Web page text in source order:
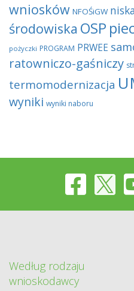
wniosków NFOŚiGW
środowiska OSP piec
pożyczki PROGRAM PRWEE
ratowniczo-gaśniczy
termomodernizacja
wyniki wyniki naboru
Według rodzaju
wnioskodawcy